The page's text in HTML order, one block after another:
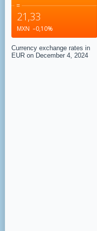
=
21,33
MXN –0,10%
Currency exchange rates in
EUR on December 4, 2024